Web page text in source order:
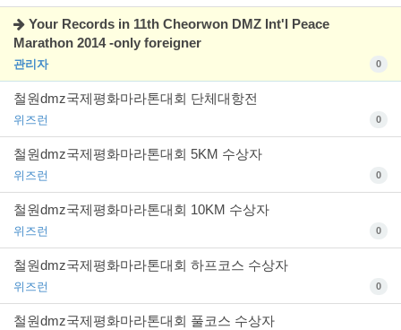
Your Records in 11th Cheorwon DMZ Int'l Peace
Marathon 2014 -only foreigner
관리자 0
철원dmz국제평화마라톤대회 단체대항전
위즈런 0
철원dmz국제평화마라톤대회 5KM 수상자
위즈런 0
철원dmz국제평화마라톤대회 10KM 수상자
위즈런 0
철원dmz국제평화마라톤대회 하프코스 수상자
위즈런 0
철원dmz국제평화마라톤대회 풀코스 수상자